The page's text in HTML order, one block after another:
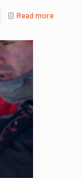
Read more